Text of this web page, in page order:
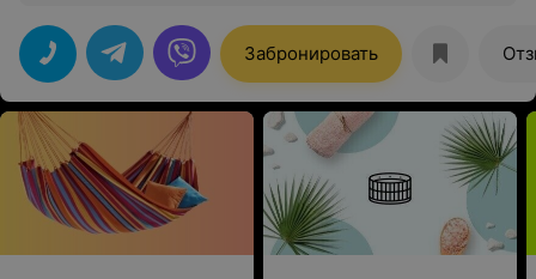
Забронировать